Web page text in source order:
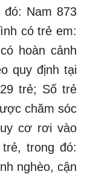
Nam 873
có trẻ em:
hoàn cảnh
quy định tại
trẻ; Số trẻ
chăm sóc
cơ rơi vào
trong đó:
nghèo, cận